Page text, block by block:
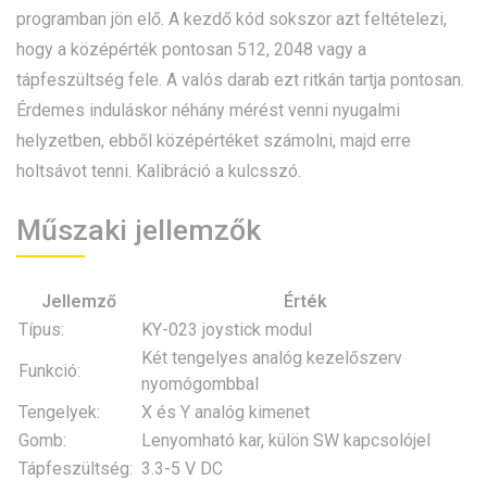
programban jön elő. A kezdő kód sokszor azt feltételezi,
hogy a középérték pontosan 512, 2048 vagy a
tápfeszültség fele. A valós darab ezt ritkán tartja pontosan.
Érdemes induláskor néhány mérést venni nyugalmi
helyzetben, ebből középértéket számolni, majd erre
holtsávot tenni. Kalibráció a kulcsszó.
Műszaki jellemzők
Jellemző
Érték
Típus:
KY-023 joystick modul
Funkció:
Két tengelyes analóg kezelőszerv
nyomógombbal
Tengelyek:
X és Y analóg kimenet
Gomb:
Lenyomható kar, külön SW kapcsolójel
Tápfeszültség: 3.3-5 V DC